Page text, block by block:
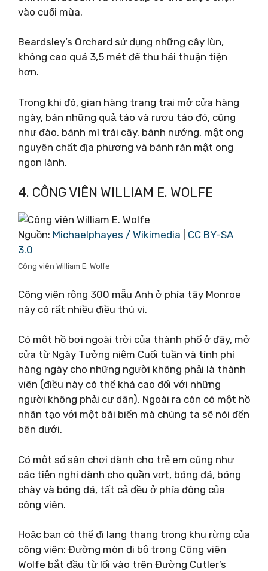
vào cuối mùa.
Beardsley’s Orchard sử dụng những cây lùn,
không cao quá 3,5 mét để thu hái thuận tiện
hơn.
Trong khi đó, gian hàng trang trại mở cửa hàng
ngày, bán những quả táo và rượu táo đó, cũng
như đào, bánh mì trái cây, bánh nướng, mật ong
nguyên chất địa phương và bánh rán mật ong
ngon lành.
4. CÔNG VIÊN WILLIAM E. WOLFE
Nguồn: Michaelphayes / Wikimedia
CC BY-SA
3.0
Công viên William E. Wolfe
Công viên rộng 300 mẫu Anh ở phía tây Monroe
này có rất nhiều điều thú vị.
Có một hồ bơi ngoài trời của thành phố ở đây, mở
cửa từ Ngày Tưởng niệm Cuối tuần và tính phí
hàng ngày cho những người không phải là thành
viên (điều này có thể khá cao đối với những
người không phải cư dân). Ngoài ra còn có một hồ
nhân tạo với một bãi biển mà chúng ta sẽ nói đến
bên dưới.
Có một số sân chơi dành cho trẻ em cũng như
các tiện nghi dành cho quần vợt, bóng đá, bóng
chày và bóng đá, tất cả đều ở phía đông của
công viên.
Hoặc bạn có thể đi lang thang trong khu rừng của
công viên: Đường mòn đi bộ trong Công viên
Wolfe bắt đầu từ lối vào trên Đường Cutler’s